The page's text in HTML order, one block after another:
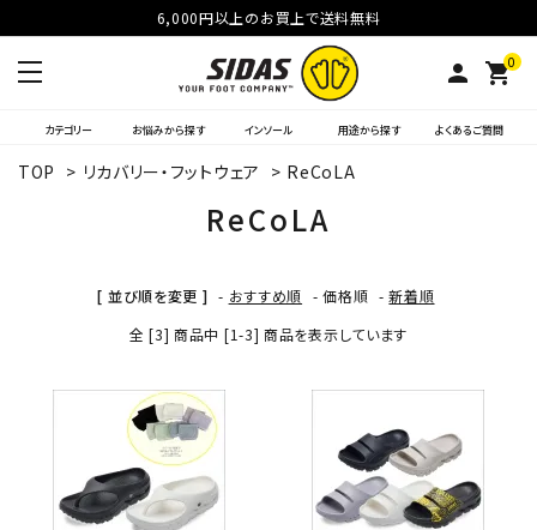
6,000円以上のお買上で送料無料
person 0
shopping_cart
カテゴリー お悩みから探す インソール 用途から探す よくあるご質問
TOP > リカバリー・フットウェア > ReCoLA
ReCoLA
[ 並び順を変更 ] - おすすめ順 -価格順 -新着順
全 [3] 商品中 [1-3] 商品を表示しています